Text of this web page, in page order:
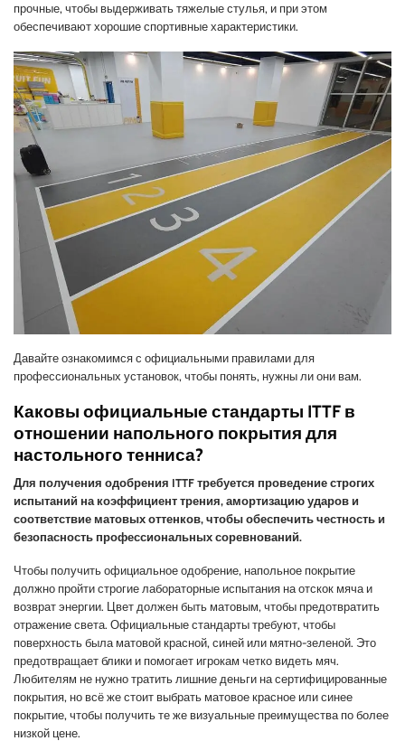
прочные, чтобы выдерживать тяжелые стулья, и при этом
обеспечивают хорошие спортивные характеристики.
Давайте ознакомимся с официальными правилами для
профессиональных установок, чтобы понять, нужны ли они вам.
Каковы официальные стандарты ITTF в
отношении напольного покрытия для
настольного тенниса?
Для получения одобрения ITTF требуется проведение строгих
испытаний на коэффициент трения, амортизацию ударов и
соответствие матовых оттенков, чтобы обеспечить честность и
безопасность профессиональных соревнований.
Чтобы получить официальное одобрение, напольное покрытие
должно пройти строгие лабораторные испытания на отскок мяча и
возврат энергии. Цвет должен быть матовым, чтобы предотвратить
отражение света. Официальные стандарты требуют, чтобы
поверхность была матовой красной, синей или мятно-зеленой. Это
предотвращает блики и помогает игрокам четко видеть мяч.
Любителям не нужно тратить лишние деньги на сертифицированные
покрытия, но всё же стоит выбрать матовое красное или синее
покрытие, чтобы получить те же визуальные преимущества по более
низкой цене.